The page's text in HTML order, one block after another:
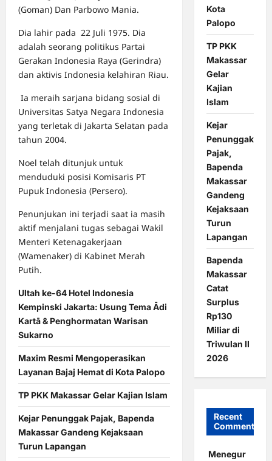
(Goman) Dan Parbowo Mania.
Dia lahir pada 22 Juli 1975. Dia
adalah seorang politikus Partai
Gerakan Indonesia Raya (Gerindra)
dan aktivis Indonesia kelahiran Riau.
Ia meraih sarjana bidang sosial di
Universitas Satya Negara Indonesia
yang terletak di Jakarta Selatan pada
tahun 2004.
Noel telah ditunjuk untuk
menduduki posisi Komisaris PT
Pupuk Indonesia (Persero).
Penunjukan ini terjadi saat ia masih
aktif menjalani tugas sebagai Wakil
Menteri Ketenagakerjaan
(Wamenaker) di Kabinet Merah
Putih.
Ultah ke-64 Hotel Indonesia
Kempinski Jakarta: Usung Tema Ādi
Kartā & Penghormatan Warisan
Sukarno
Maxim Resmi Mengoperasikan
Layanan Bajaj Hemat di Kota Palopo
TP PKK Makassar Gelar Kajian Islam
Kejar Penunggak Pajak, Bapenda
Makassar Gandeng Kejaksaan
Turun Lapangan
Kota
Palopo
TP PKK
Makassar
Gelar
Kajian
Islam
Kejar
Penunggak
Pajak,
Bapenda
Makassar
Gandeng
Kejaksaan
Turun
Lapangan
Bapenda
Makassar
Catat
Surplus
Rp130
Miliar di
Triwulan II
2026
Recent
Comments
Menegur